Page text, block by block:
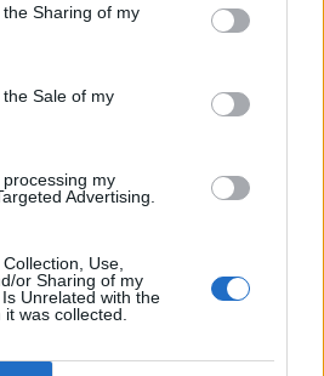
Sharing of my
Sale of my
my
Advertising.
Use,
or Sharing of my
Unrelated with the
was collected.
toliau ir kaip jas genėti
Sodas ir daržas
Žali pomidorai paraus per
atskleidė paprastą